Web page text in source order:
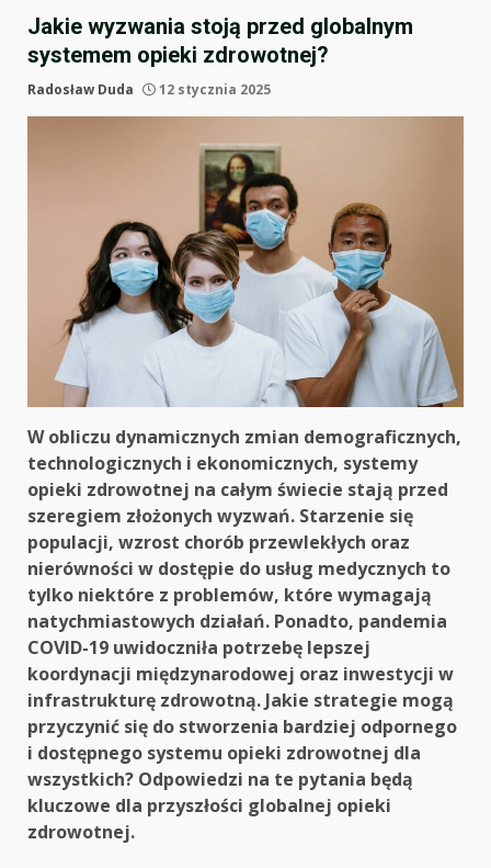
Jakie wyzwania stoją przed globalnym
systemem opieki zdrowotnej?
Radosław Duda 12 stycznia 2025
W obliczu dynamicznych zmian demograficznych,
technologicznych i ekonomicznych, systemy
opieki zdrowotnej na całym świecie stają przed
szeregiem złożonych wyzwań. Starzenie się
populacji, wzrost chorób przewlekłych oraz
nierówności w dostępie do usług medycznych to
tylko niektóre z problemów, które wymagają
natychmiastowych działań. Ponadto, pandemia
COVID-19 uwidoczniła potrzebę lepszej
koordynacji międzynarodowej oraz inwestycji w
infrastrukturę zdrowotną. Jakie strategie mogą
przyczynić się do stworzenia bardziej odpornego
i dostępnego systemu opieki zdrowotnej dla
wszystkich? Odpowiedzi na te pytania będą
kluczowe dla przyszłości globalnej opieki
zdrowotnej.